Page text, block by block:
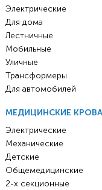
Электрические
Для дома
Лестничные
Мобильные
Уличные
Трансформеры
Для автомобилей
МЕДИЦИНСКИЕ
Электрические
Механические
Детские
Общемедицинские
2-х секционные